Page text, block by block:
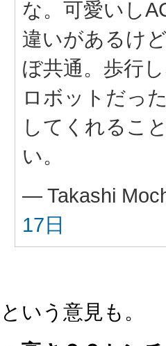
な。可愛いし
違いがあるけ
ぼ共通。歩行
ロボットだっ
してくれるこ
い。
— Takashi
17日
という意見も。